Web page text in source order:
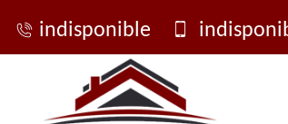
indisponible